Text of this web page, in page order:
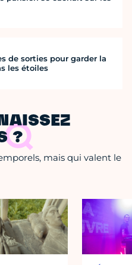
de sorties pour garder la
les étoiles
?
mais qui valent le